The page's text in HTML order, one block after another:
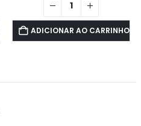
ADICIONAR AO CARRINHO